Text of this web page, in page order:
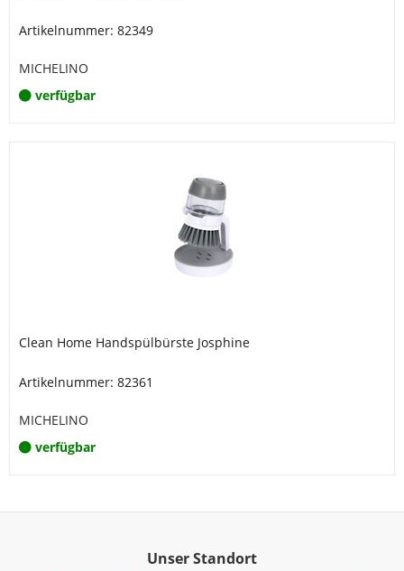
Artikelnummer: 82349
MICHELINO
verfügbar
Clean Home Handspülbürste Josphine
Artikelnummer: 82361
MICHELINO
verfügbar
Unser Standort